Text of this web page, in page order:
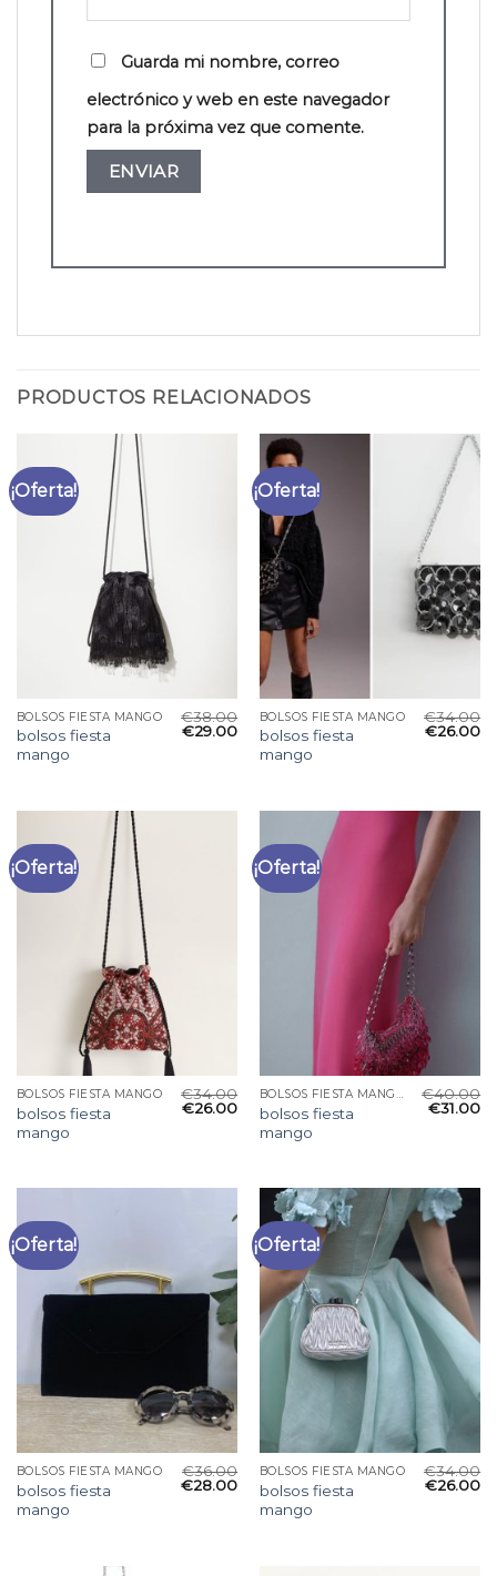
Guarda mi nombre, correo
electrónico y web en este navegador
para la próxima vez que comente.
PRODUCTOS RELACIONADOS
¡Oferta!
BOLSOS FIESTA MANGO
bolsos fiesta
mango
€38.00
€29.00
¡Oferta!
BOLSOS FIESTA MANGO
bolsos fiesta
mango
€34.00
€26.00
¡Oferta!
BOLSOS FIESTA MANGO
bolsos fiesta
mango
€34.00
€26.00
¡Oferta!
BOLSOS FIESTA MANGO
bolsos fiesta
mango
€40.00
€31.00
¡Oferta!
BOLSOS FIESTA MANGO
bolsos fiesta
mango
€36.00
€28.00
¡Oferta!
BOLSOS FIESTA MANGO
bolsos fiesta
mango
€34.00
€26.00